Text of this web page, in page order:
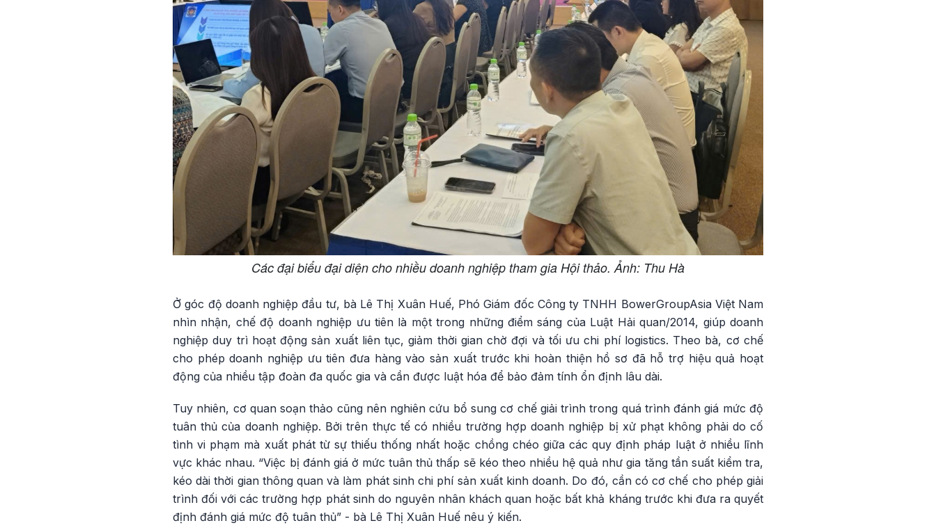
Các đại biểu đại diện cho nhiều doanh nghiệp tham gia Hội thảo. Ảnh: Thu Hà
Ở góc độ doanh nghiệp đầu tư, bà Lê Thị Xuân Huế, Phó Giám đốc Công ty TNHH BowerGroupAsia Việt Nam
nhìn nhận, chế độ doanh nghiệp ưu tiên là một trong những điểm sáng của Luật Hải quan/2014, giúp doanh
nghiệp duy trì hoạt động sản xuất liên tục, giảm thời gian chờ đợi và tối ưu chi phí logistics. Theo bà, cơ chế
cho phép doanh nghiệp ưu tiên đưa hàng vào sản xuất trước khi hoàn thiện hồ sơ đã hỗ trợ hiệu quả hoạt
động của nhiều tập đoàn đa quốc gia và cần được luật hóa để bảo đảm tính ổn định lâu dài.
Tuy nhiên, cơ quan soạn thảo cũng nên nghiên cứu bổ sung cơ chế giải trình trong quá trình đánh giá mức độ
tuân thủ của doanh nghiệp. Bởi trên thực tế có nhiều trường hợp doanh nghiệp bị xử phạt không phải do cố
tình vi phạm mà xuất phát từ sự thiếu thống nhất hoặc chồng chéo giữa các quy định pháp luật ở nhiều lĩnh
vực khác nhau. “Việc bị đánh giá ở mức tuân thủ thấp sẽ kéo theo nhiều hệ quả như gia tăng tần suất kiểm tra,
kéo dài thời gian thông quan và làm phát sinh chi phí sản xuất kinh doanh. Do đó, cần có cơ chế cho phép giải
trình đối với các trường hợp phát sinh do nguyên nhân khách quan hoặc bất khả kháng trước khi đưa ra quyết
định đánh giá mức độ tuân thủ” - bà Lê Thị Xuân Huế nêu ý kiến.